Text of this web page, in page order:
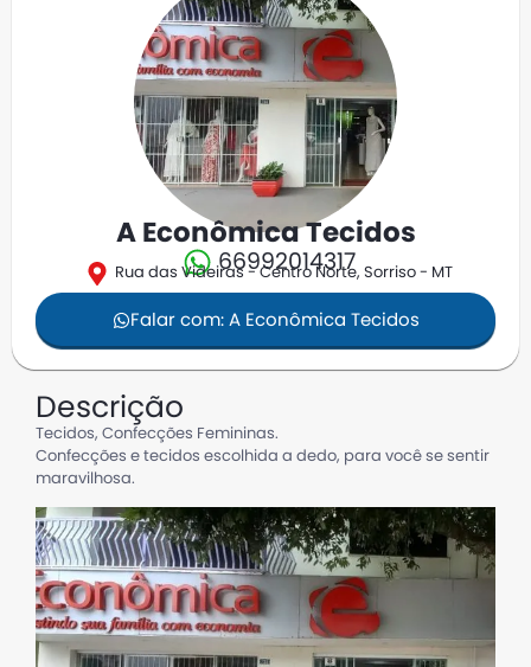
A Econômica Tecidos
66992014317
Rua das Videiras - Centro Norte, Sorriso - MT
Falar com: A Econômica Tecidos
Descrição
Tecidos, Confecções Femininas.
Confecções e tecidos escolhida a dedo, para você se sentir
maravilhosa.